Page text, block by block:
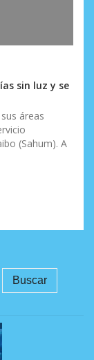
sin luz y se
áreas
(Sahum). A
Buscar